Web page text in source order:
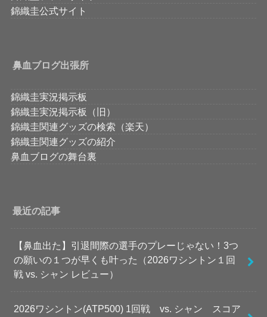
錦織圭公式サイト
鼻血ブログ出張所
錦織圭実況掲示板
錦織圭実況掲示板（旧）
錦織圭関連グッズの検索（楽天）
錦織圭関連グッズの紹介
鼻血ブログの舞台裏
最近の記事
【鼻血出た】引退間際の選手のプレーじゃない！3つ
の願いの１つが早くも叶った（2026ワシントン１回
戦 vs. シャン レビュー）
2026ワシントン(ATP500) 1回戦 vs. シャン スコア